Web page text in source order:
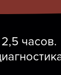
часов.